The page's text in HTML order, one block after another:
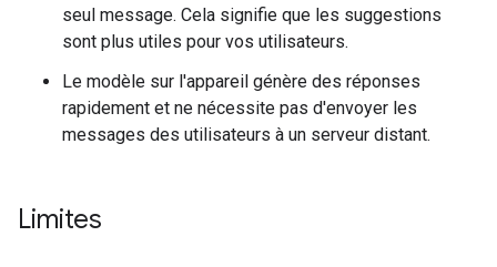
seul message. Cela signifie que les suggestions
sont plus utiles pour vos utilisateurs.
Le modèle sur l'appareil génère des réponses
rapidement et ne nécessite pas d'envoyer les
messages des utilisateurs à un serveur distant.
Limites